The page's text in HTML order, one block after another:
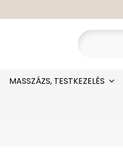
MASSZÁZS, TESTKEZELÉS